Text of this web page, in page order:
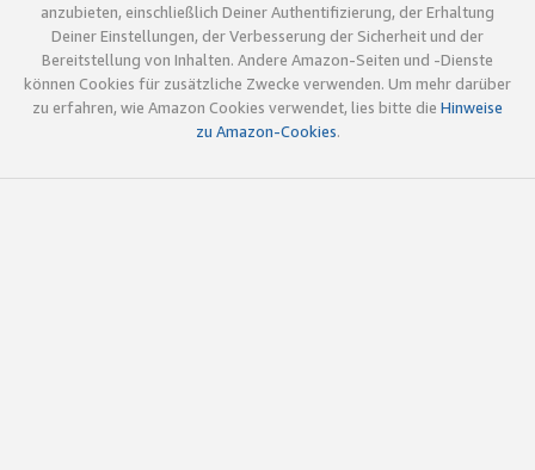
anzubieten, einschließlich Deiner Authentifizierung, der Erhaltung
Deiner Einstellungen, der Verbesserung der Sicherheit und der
Bereitstellung von Inhalten. Andere Amazon-Seiten und -Dienste
können Cookies für zusätzliche Zwecke verwenden. Um mehr darüber
zu erfahren, wie Amazon Cookies verwendet, lies bitte die Hinweise
zu Amazon-Cookies.